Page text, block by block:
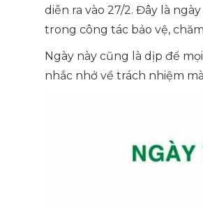
diễn ra vào 27/2. Đây là
trong công tác bảo vệ,
Ngày này cũng là dịp để
nhắc nhở về trách nhiệm